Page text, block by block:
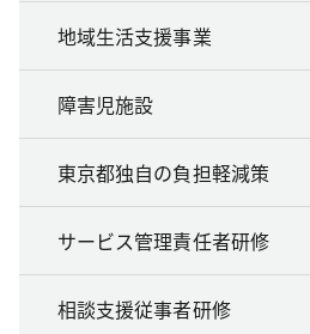
地域生活支援事業
障害児施設
東京都独自の負担軽減策
サービス管理責任者研修
相談支援従事者研修